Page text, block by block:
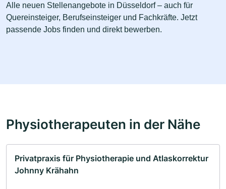
Alle neuen Stellenangebote in Düsseldorf – auch für
Quereinsteiger, Berufseinsteiger und Fachkräfte. Jetzt
passende Jobs finden und direkt bewerben.
Physiotherapeuten in der Nähe
Privatpraxis für Physiotherapie und Atlaskorrektur
Johnny Krähahn